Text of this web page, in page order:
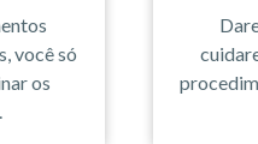
você só
os